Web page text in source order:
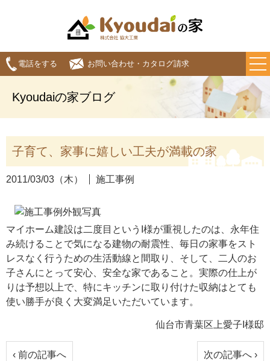
電話をする お問い合わせ・カタログ請求
Kyoudaiの家ブログ
子育て、家事に嬉しい工夫が満載の家
2011/03/03（木） 施工事例
マイホーム建設は二度目というI様が重視したのは、永年住
み続けることで気になる建物の耐震性、毎日の家事をスト
レスなく行うための生活動線と間取り、そして、二人のお
子さんにとって安心、安全な家であること。実際の仕上が
りは予想以上で、特にキッチンに取り付けた収納はとても
使い勝手が良く大変満足いただいています。
仙台市青葉区上愛子I様邸
‹ 前の記事へ 次の記事へ ›